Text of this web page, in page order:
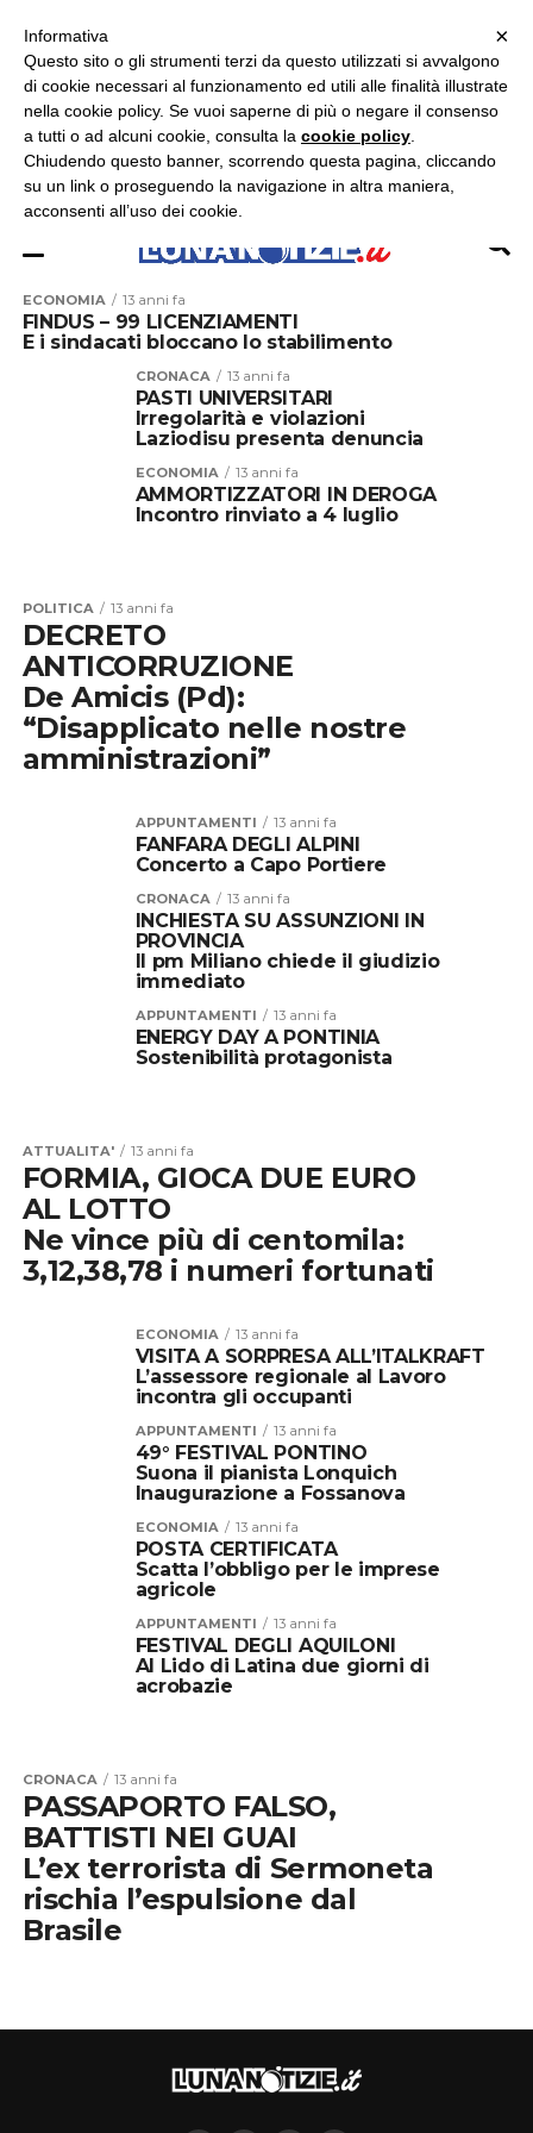
ASCOLTA RADIO LUNA
ECONOMIA 13 anni fa
FINDUS – 99 LICENZIAMENTI
E i sindacati bloccano lo stabilimento
CRONACA 13 anni fa
PASTI UNIVERSITARI
Irregolarità e violazioni
Laziodisu presenta denuncia
ECONOMIA 13 anni fa
AMMORTIZZATORI IN DEROGA
Incontro rinviato a 4 luglio
POLITICA 13 anni fa
DECRETO
ANTICORRUZIONE
De Amicis (Pd):
“Disapplicato nelle nostre
amministrazioni”
APPUNTAMENTI 13 anni fa
FANFARA DEGLI ALPINI
Concerto a Capo Portiere
CRONACA 13 anni fa
INCHIESTA SU ASSUNZIONI IN
PROVINCIA
Il pm Miliano chiede il giudizio
immediato
APPUNTAMENTI 13 anni fa
ENERGY DAY A PONTINIA
Sostenibilità protagonista
ATTUALITA' 13 anni fa
FORMIA, GIOCA DUE EURO
AL LOTTO
Ne vince più di centomila:
3,12,38,78 i numeri fortunati
ECONOMIA 13 anni fa
VISITA A SORPRESA ALL’ITALKRAFT
L’assessore regionale al Lavoro
incontra gli occupanti
APPUNTAMENTI 13 anni fa
49° FESTIVAL PONTINO
Suona il pianista Lonquich
Inaugurazione a Fossanova
ECONOMIA 13 anni fa
POSTA CERTIFICATA
Scatta l’obbligo per le imprese
agricole
APPUNTAMENTI 13 anni fa
FESTIVAL DEGLI AQUILONI
Al Lido di Latina due giorni di
acrobazie
CRONACA 13 anni fa
PASSAPORTO FALSO,
BATTISTI NEI GUAI
L’ex terrorista di Sermoneta
rischia l’espulsione dal
Brasile
×
×
Informativa
Questo sito o gli strumenti terzi da questo utilizzati si avvalgono
di cookie necessari al funzionamento ed utili alle finalità illustrate
nella cookie policy. Se vuoi saperne di più o negare il consenso
a tutti o ad alcuni cookie, consulta la cookie policy
Chiudendo questo banner, scorrendo questa pagina, cliccando
su un link o proseguendo la navigazione in altra maniera,
acconsenti all’uso dei cookie.